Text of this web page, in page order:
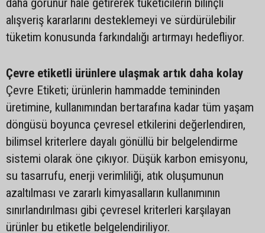
daha görünür hale getirerek tüketicilerin bilinçli
alışveriş kararlarını desteklemeyi ve sürdürülebilir
tüketim konusunda farkındalığı artırmayı hedefliyor.
Çevre etiketli ürünlere ulaşmak artık daha kolay
Çevre Etiketi; ürünlerin hammadde temininden
üretimine, kullanımından bertarafına kadar tüm yaşam
döngüsü boyunca çevresel etkilerini değerlendiren,
bilimsel kriterlere dayalı gönüllü bir belgelendirme
sistemi olarak öne çıkıyor. Düşük karbon emisyonu,
su tasarrufu, enerji verimliliği, atık oluşumunun
azaltılması ve zararlı kimyasalların kullanımının
sınırlandırılması gibi çevresel kriterleri karşılayan
ürünler bu etiketle belgelendiriliyor.